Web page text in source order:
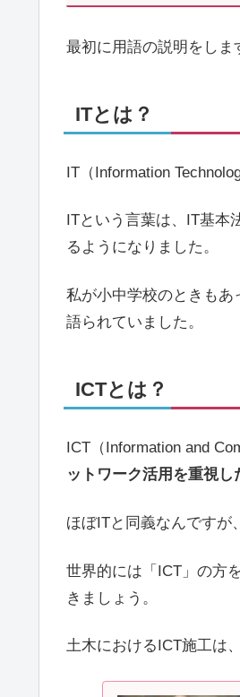
最初に用語の説明をしま
ITとは？
IT（Information
ITという言葉は、IT基本
るようになりました。
私が小中学校のときもあ
語られていました。
ICTとは？
ICT（Information and
ットワーク活用を重視し
ほぼITと同義なんですが
世界的には「ICT」の方
きましょう。
土木におけるICT施工は